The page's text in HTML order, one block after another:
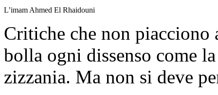
L’imam Ahmed El Rhaidouni
Critiche che non piacciono
bolla ogni dissenso come
zizzania. Ma non si deve